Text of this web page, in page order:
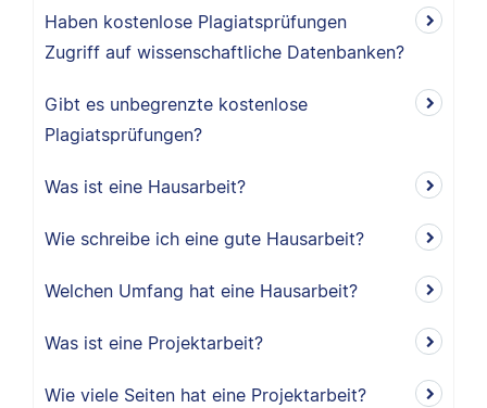
Haben kostenlose Plagiatsprüfungen
Zugriff auf wissenschaftliche Datenbanken?
Gibt es unbegrenzte kostenlose
Plagiatsprüfungen?
Was ist eine Hausarbeit?
Wie schreibe ich eine gute Hausarbeit?
Welchen Umfang hat eine Hausarbeit?
Was ist eine Projektarbeit?
Wie viele Seiten hat eine Projektarbeit?